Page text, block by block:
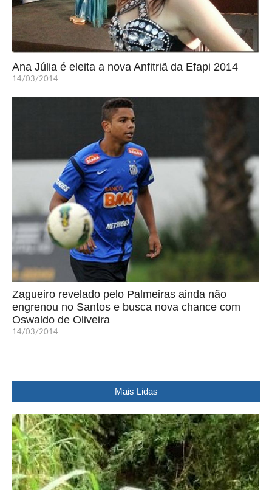
Ana Júlia é eleita a nova Anfitriã da Efapi 2014
14/03/2014
Zagueiro revelado pelo Palmeiras ainda não
engrenou no Santos e busca nova chance com
Oswaldo de Oliveira
14/03/2014
Mais Lidas